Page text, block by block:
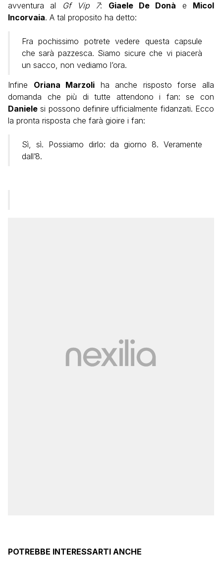
avventura al
Gf Vip 7: Giaele De Donà e Micol
Incorvaia. A tal proposito ha detto:
Fra pochissimo potrete vedere questa capsule
che sarà pazzesca. Siamo sicure che vi piacerà
un sacco, non vediamo l’ora.
Infine Oriana Marzoli ha anche risposto forse alla
domanda che più di tutte attendono i fan: se con
Daniele si possono definire ufficialmente fidanzati. Ecco
la pronta risposta che farà gioire i fan:
Sì, sì. Possiamo dirlo: da giorno 8. Veramente
dall’8.
POTREBBE INTERESSARTI ANCHE